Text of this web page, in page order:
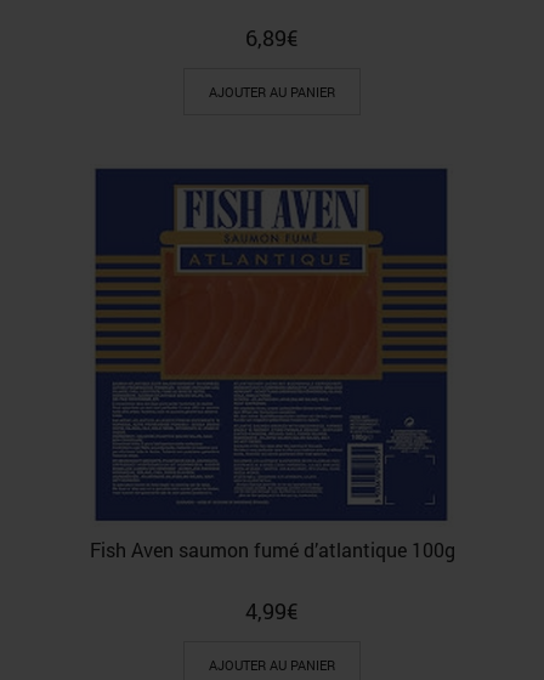
6,89€
AJOUTER AU PANIER
Fish Aven saumon fumé d’atlantique 100g
4,99€
AJOUTER AU PANIER